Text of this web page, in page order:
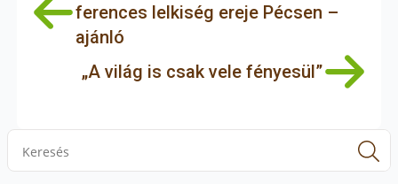
ferences lelkiség ereje Pécsen –
ajánló
„A világ is csak vele fényesül”